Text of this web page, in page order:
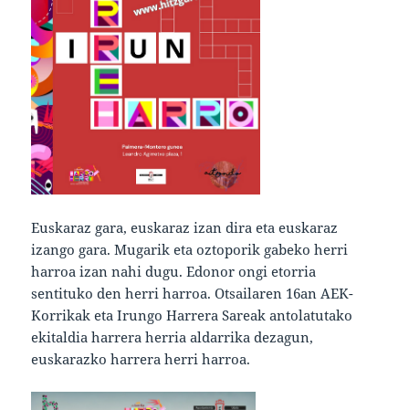
Euskaraz gara, euskaraz izan dira eta euskaraz
izango gara. Mugarik eta oztoporik gabeko herri
harroa izan nahi dugu. Edonor ongi etorria
sentituko den herri harroa. Otsailaren 16an AEK-
Korrikak eta Irungo Harrera Sareak antolatutako
ekitaldia harrera herria aldarrika dezagun,
euskarazko harrera herri harroa.